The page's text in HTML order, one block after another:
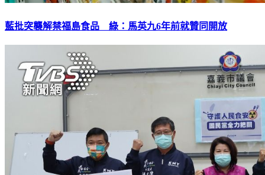
藍批突襲解禁福島食品 綠：馬英九6年前就贊同開放